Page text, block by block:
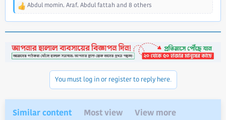
R
t
i
Abdul momin, Araf, Abdul fattah and 8 others
You must log in or register to reply here.
Similar content Most view View more